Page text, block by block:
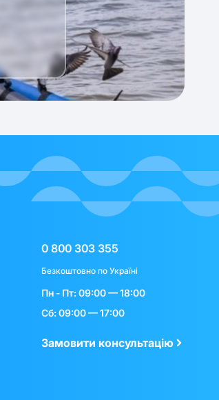
0 800 303 355
Безкоштовно по Україні
Пн - Пт: 09:00 — 18:00
Сб: 09:00 — 17:00
Замовити консультацію